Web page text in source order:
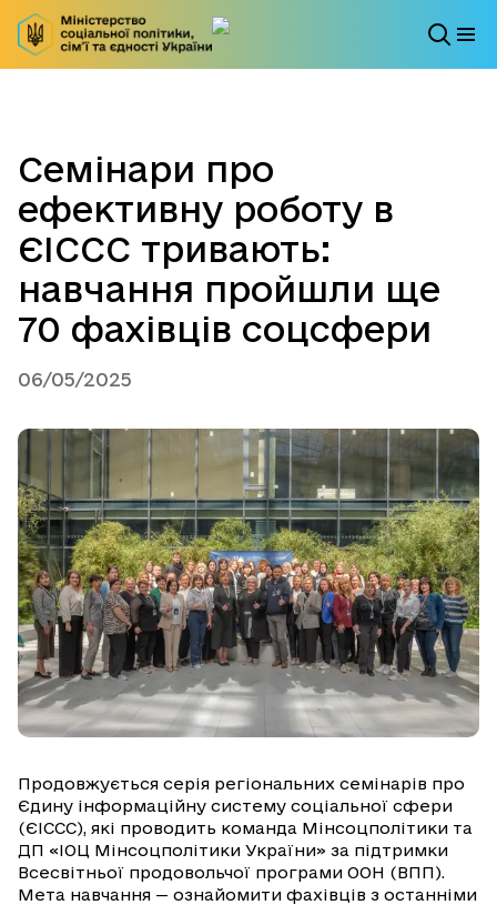
Семінари про
ефективну роботу в
ЄІССС тривають:
навчання пройшли ще
70 фахівців соцсфери
06/05/2025
Продовжується серія регіональних семінарів про
Єдину інформаційну систему соціальної сфери
(ЄІССС), які проводить команда Мінсоцполітики та
ДП «ІОЦ Мінсоцполітики України» за підтримки
Всесвітньої продовольчої програми ООН (ВПП).
Мета навчання — ознайомити фахівців з останніми